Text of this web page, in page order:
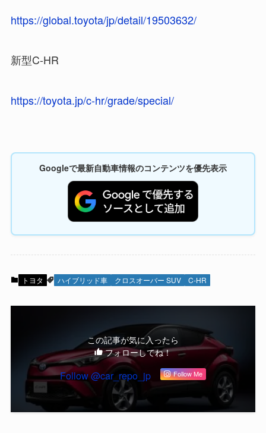
https://global.toyota/jp/detail/19503632/
新型C-HR
https://toyota.jp/c-hr/grade/special/
Googleで最新自動車情報のコンテンツを優先表示
トヨタ ハイブリッド車 クロスオーバー SUV C-HR
この記事が気に入ったら
フォローしてね！
Follow @car_repo_jp Follow Me